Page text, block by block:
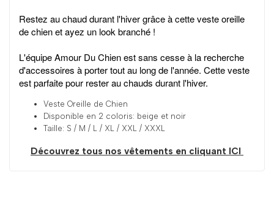
Restez au chaud durant l'hiver grâce à cette veste oreille
de chien et ayez un look branché !
L'équipe Amour Du Chien est sans cesse à la recherche
d'accessoires à porter tout au long de l'année. Cette veste
est parfaite pour rester au chauds durant l'hiver.
Veste Oreille de Chien
Disponible en 2 coloris: beige et noir
Taille: S / M / L / XL / XXL / XXXL
Découvrez tous nos vêtements en cliquant ICI